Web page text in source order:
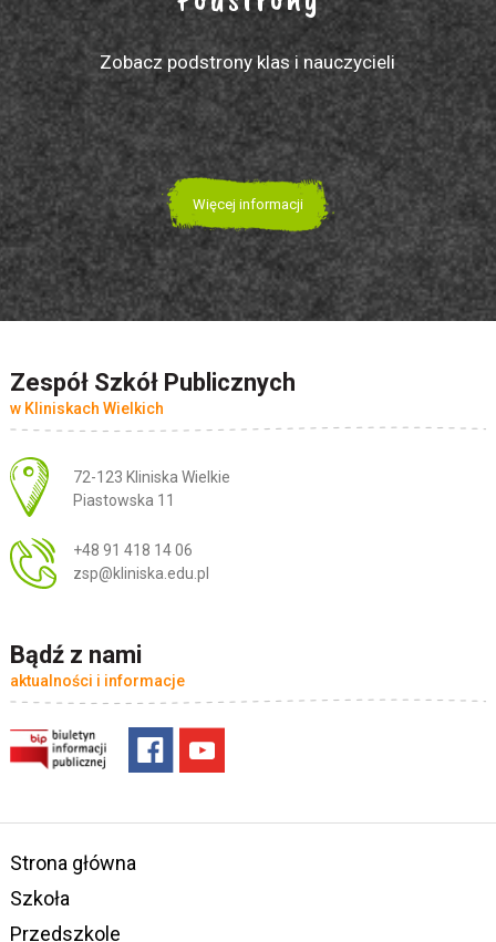
Zobacz podstrony klas i nauczycieli
Więcej informacji
Zespół Szkół Publicznych
w Kliniskach Wielkich
Adres pocztowy:
72-123 Kliniska Wielkie
Piastowska 11
+48 91 418 14 06
zsp@kliniska.edu.pl
Bądź z nami
aktualności i informacje
Strona główna
Szkoła
Przedszkole